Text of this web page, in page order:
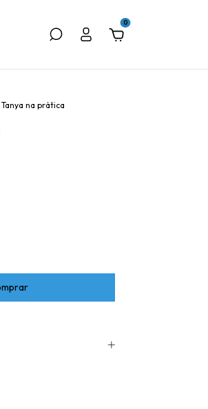
0
na prática